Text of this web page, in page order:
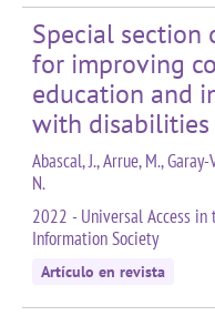
Special section
for improving
education and
with disabilities
Abascal, J., Arrue, M.,
N.
2022 - Universal Access in
Information Society
Artículo en revista